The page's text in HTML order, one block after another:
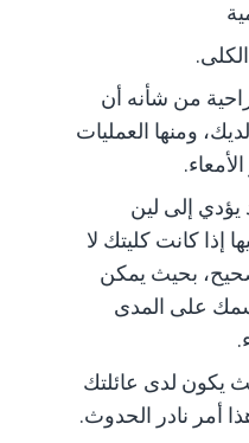
من شأنه أن
ومنها العمليات
الأمعاء.
يؤدي إلى لين
إذا كانت كليتك لا
بحيث يمكن
على المدى
يكون لدى عائلتك
أمر نادر الحدوث.